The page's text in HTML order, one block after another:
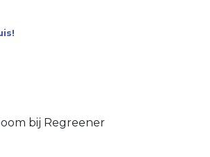
bij Regreener